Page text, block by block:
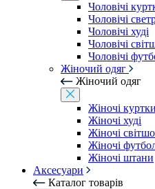
Чоловічі
Чоловічі
Чоловічі худі
Чоловічі
Чоловічі
Жіночий одяг
Жіночий одяг
Жіночі куртки
Жіночі худі
Жіночі
Жіночі
Жіночі штани
Аксесуари
Каталог товарів